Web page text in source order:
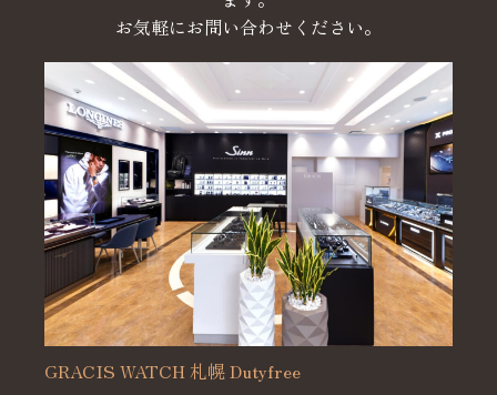
お気軽にお問い合わせください。
GRACIS WATCH 札幌 Dutyfree